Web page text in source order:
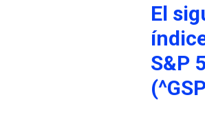
El
S&P